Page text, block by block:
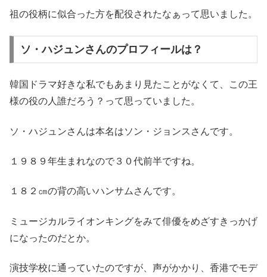
祖の役柄に似合った方を配役されたなぁって思いました。
ソ・ハジュンさんのプロフィールは？
韓国ドラマ好きな私でもあまり見たことがなくて、この王
様の役の人誰だろう？って思っていました。
ソ・ハジュンさんは本名はソン・ジョンスさんです。
１９８９年生まれなので３０代前半ですね。
１８２㎝の背の高いハンサムさんです。
ミュージカルライオンキングをみて俳優をめざすきっかげ
になったのだとか。
演技学校に通っていたのですが、声がかかり、香港でモデ